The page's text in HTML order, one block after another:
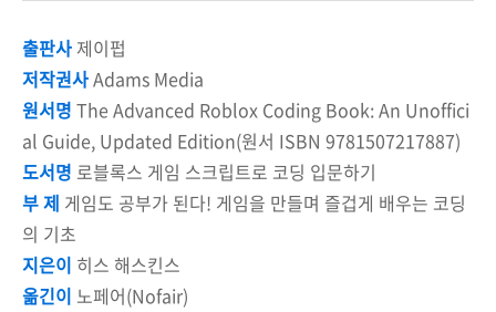
출판사 제이펍
저작권사Adams Media
원서명 The Advanced Roblox Coding Book: An Unoffici
al Guide, Updated Edition(원서 ISBN 9781507217887)
도서명 로블록스 게임 스크립트로 코딩 입문하기
부 제 게임도 공부가 된다! 게임을 만들며 즐겁게 배우는 코딩
의 기초
지은이 히스 해스킨스
옮긴이 노페어(Nofair)